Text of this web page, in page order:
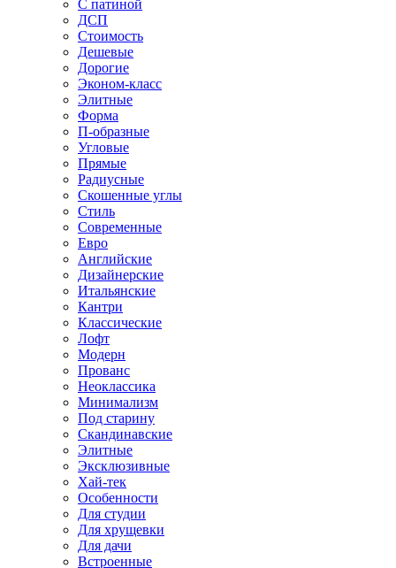
С патиной
ДСП
Стоимость
Дешевые
Дорогие
Эконом-класс
Элитные
Форма
П-образные
Угловые
Прямые
Радиусные
Скошенные углы
Стиль
Современные
Евро
Английские
Дизайнерские
Итальянские
Кантри
Классические
Лофт
Модерн
Прованс
Неоклассика
Минимализм
Под старину
Скандинавские
Элитные
Эксклюзивные
Хай-тек
Особенности
Для студии
Для хрущевки
Для дачи
Встроенные